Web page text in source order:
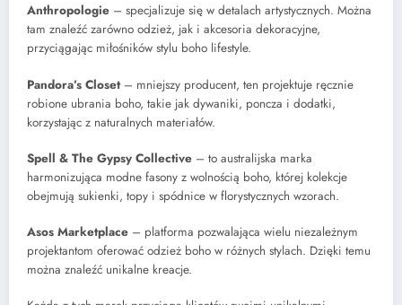
Anthropologie – specjalizuje się w detalach artystycznych. Można
tam znaleźć zarówno odzież, jak i akcesoria dekoracyjne,
przyciągając miłośników stylu boho lifestyle.
Pandora’s Closet– mniejszy producent, ten projektuje ręcznie
robione ubrania boho, takie jak dywaniki, poncza i dodatki,
korzystając z naturalnych materiałów.
Spell & The Gypsy Collective – to australijska marka
harmonizująca modne fasony z wolnością boho, której kolekcje
obejmują sukienki, topy i spódnice w florystycznych wzorach.
Asos Marketplace – platforma pozwalająca wielu niezależnym
projektantom oferować odzież boho w różnych stylach. Dzięki temu
można znaleźć unikalne kreacje.